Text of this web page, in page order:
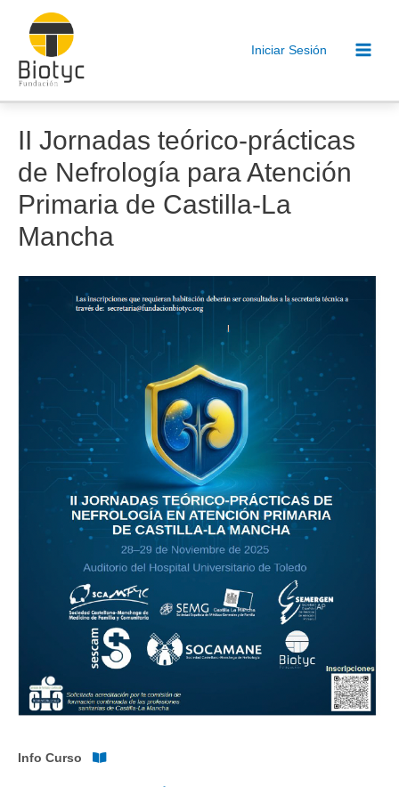
contenido
Iniciar Sesión
II Jornadas teórico-prácticas
de Nefrología para Atención
Primaria de Castilla-La
Mancha
Info Curso